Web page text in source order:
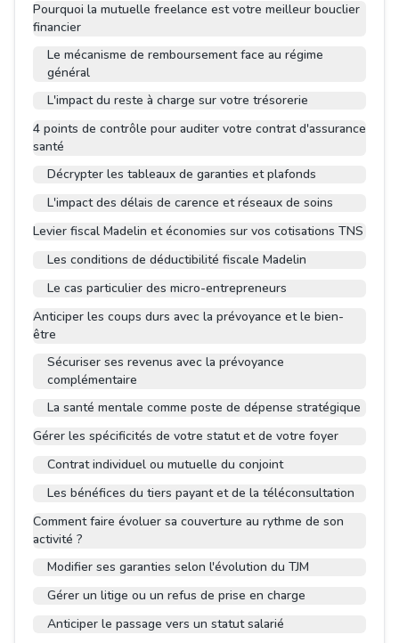
Pourquoi la mutuelle freelance est votre meilleur bouclier
financier
Le mécanisme de remboursement face au régime
général
L'impact du reste à charge sur votre trésorerie
4 points de contrôle pour auditer votre contrat d'assurance
santé
Décrypter les tableaux de garanties et plafonds
L'impact des délais de carence et réseaux de soins
Levier fiscal Madelin et économies sur vos cotisations TNS
Les conditions de déductibilité fiscale Madelin
Le cas particulier des micro-entrepreneurs
Anticiper les coups durs avec la prévoyance et le bien-
être
Sécuriser ses revenus avec la prévoyance
complémentaire
La santé mentale comme poste de dépense stratégique
Gérer les spécificités de votre statut et de votre foyer
Contrat individuel ou mutuelle du conjoint
Les bénéfices du tiers payant et de la téléconsultation
Comment faire évoluer sa couverture au rythme de son
activité ?
Modifier ses garanties selon l'évolution du TJM
Gérer un litige ou un refus de prise en charge
Anticiper le passage vers un statut salarié